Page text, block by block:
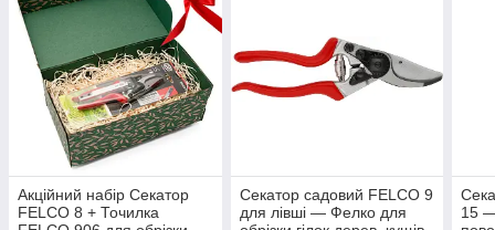
Акційний набір Секатор
FELCO 8 + Точилка
Секатор садовий FELCO 9
для лівші — Фелко для
15